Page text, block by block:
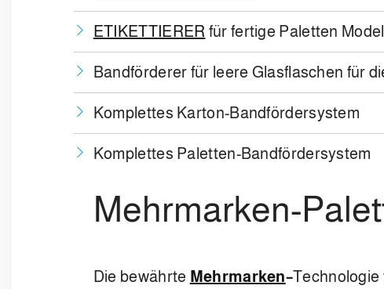
ETIKETTIERER für fertige Paletten
Bandförderer für leere Glasflaschen für
Komplettes Karton-Bandfördersystem
Komplettes Paletten-Bandfördersystem
Mehrmarken-
Die bewährte Mehrmarken–Technologie